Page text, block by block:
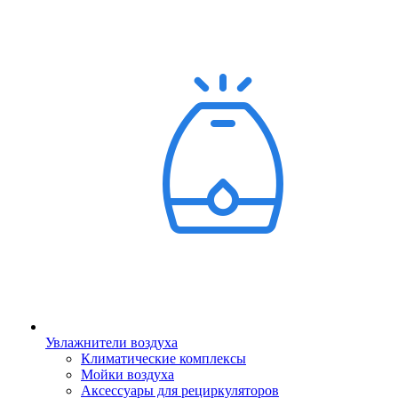
Увлажнители воздуха
Климатические комплексы
Мойки воздуха
Аксессуары для рециркуляторов